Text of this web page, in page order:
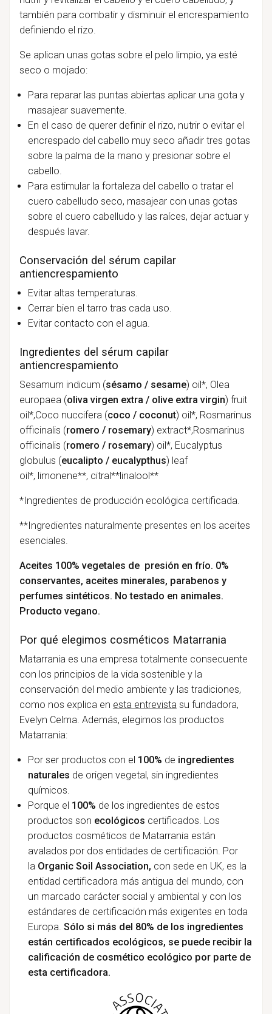
también para combatir y disminuir el encrespamiento
definiendo el rizo.
Se aplican unas gotas sobre el pelo limpio, ya esté
seco o mojado:
Para reparar las puntas abiertas aplicar una gota y
masajear suavemente.
En el caso de querer definir el rizo, nutrir o evitar el
encrespado del cabello muy seco añadir tres gotas
sobre la palma de la mano y presionar sobre el
cabello.
Para estimular la fortaleza del cabello o tratar el
cuero cabelludo seco, masajear con unas gotas
sobre el cuero cabelludo y las raíces, dejar actuar y
después lavar.
Conservación del sérum capilar
antiencrespamiento
Evitar altas temperaturas.
Cerrar bien el tarro tras cada uso.
Evitar contacto con el agua.
Ingredientes del sérum capilar
antiencrespamiento
Sesamum indicum (sésamo / sesame) oil*, Olea
europaea (oliva virgen extra / olive extra virgin) fruit
oil*,Coco nuccifera (coco / coconut) oil*, Rosmarinus
officinalis (romero / rosemary) extract*,Rosmarinus
officinalis (romero / rosemary) oil*, Eucalyptus
globulus (eucalipto / eucalypthus) leaf
oil*, limonene**, citral**linalool**
*Ingredientes de producción ecológica certificada.
**Ingredientes naturalmente presentes en los aceites
esenciales.
Aceites 100% vegetales de presión en frío. 0%
conservantes, aceites minerales, parabenos y
perfumes sintéticos. No testado en animales.
Producto vegano.
Por qué elegimos cosméticos Matarrania
Matarrania es una empresa totalmente consecuente
con los principios de la vida sostenible y la
conservación del medio ambiente y las tradiciones,
como nos explica en esta entrevista su fundadora,
Evelyn Celma. Además, elegimos los productos
Matarrania:
Por ser productos con el 100% de ingredientes
naturales de origen vegetal, sin ingredientes
químicos.
Porque el 100% de los ingredientes de estos
productos son ecológicos certificados. Los
productos cosméticos de Matarrania están
avalados por dos entidades de certificación. Por
la Organic Soil Association, con sede en UK, es la
entidad certificadora más antigua del mundo, con
un marcado carácter social y ambiental y con los
estándares de certificación más exigentes en toda
Europa. Sólo si más del 80% de los ingredientes
están certificados ecológicos, se puede recibir la
calificación de cosmético ecológico por parte de
esta certificadora.